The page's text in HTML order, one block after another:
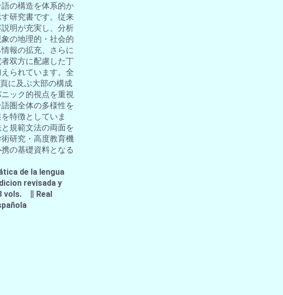
の構造を体系的か
研究書です。従来
明が充実し、分析
の地理的・社会的
報の拡充、さらに
双方に配慮した丁
られています。全
に及ぶ大部の構成
ック的視点を重視
圏全体の多様性を
特徴としていま
規範文法の両面を
研究・高度教育機
の基礎資料となる
de la lengua
revisada y
vols. ∥ Real